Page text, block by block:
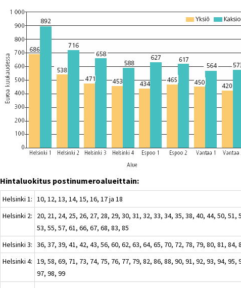
Hintaluokitus postinumeroalueittain:
Helsinki 1:
10, 12, 13, 14, 15, 16, 17 ja 18
Helsinki 2:
20, 21, 24, 25, 26, 27, 28, 29, 30, 31, 32, 33, 34, 35, 38, 40, 44, 50, 51,
53, 55, 57, 61, 66, 67, 68, 83, 85
Helsinki 3: 36, 37, 39, 41, 42, 43, 56, 60, 62, 63, 64, 65, 70, 72, 78, 79, 80, 81, 84,
Helsinki 4:
19, 58, 69, 71, 73, 74, 75, 76, 77, 79, 82, 86, 88, 90, 91, 92, 93, 94, 95,
97, 98, 99